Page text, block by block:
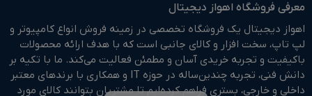
معرفی فروشگاه اهواز دیجیتال
اهواز دیجیتال یک فروشگاه تخصصی در زمینه فروش انواع کامپیوتر و
لپ تاپ، سخت افزار و کالای جانبی است که با هدف ارائه محصولات
باکیفیت و تجربه خریدی آسان و مطمئن فعالیت می‌کند. ما با تکیه بر
دانش فنی، تجربه چندین‌ساله در حوزه IT و همکاری با برندهای معتبر
داخلی و خارجی، بستری فراهم کرده‌ایم تا مشتریان بتوانند کالای مورد